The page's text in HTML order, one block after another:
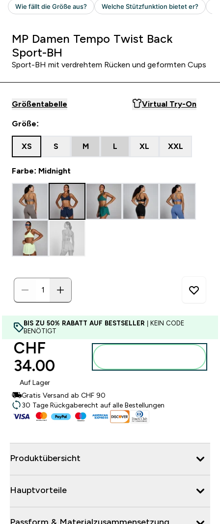
MP Damen Tempo Twist Back
Sport-BH
Sport-BH mit verdrehtem Rücken und geformten Cups
Größentabelle Virtual Try-On
Größe:
XS S M L XL XXL
Farbe: Midnight
BIS ZU 50% RABATT AUF BESTSELLER | KEIN CODE
BENÖTIGT
CHF
34.00‎
Auf Lager
Gratis Versand ab CHF 90
30 Tage Rückgaberecht auf alle Bestellungen
Produktübersicht
Hauptvorteile
Passform & Materialzusammensetzung